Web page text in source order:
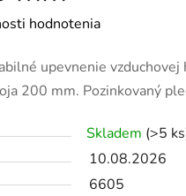
je 0,0 z 5 hviezdičiek.
hodnotenia
upevnenie
200 mm. Pozinkovaný
Skladem (>5
10.08.2026
6605